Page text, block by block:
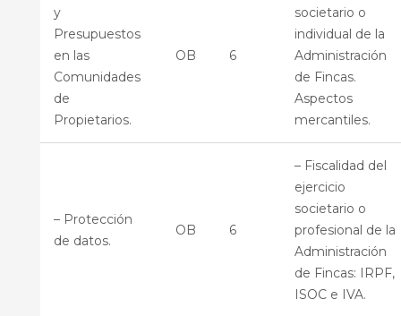
y
Presupuestos
en las
Comunidades
de
Propietarios.
OB 6
societario o
individual de la
Administración
de Fincas.
Aspectos
mercantiles.
– Protección
de datos.
OB 6
– Fiscalidad del
ejercicio
societario o
profesional de la
Administración
de Fincas: IRPF,
ISOC e IVA.